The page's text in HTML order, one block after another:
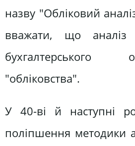
назву "Обліковий
вважати, що аналіз
"обліковства".
У 40-ві й наступні
поліпшення методики